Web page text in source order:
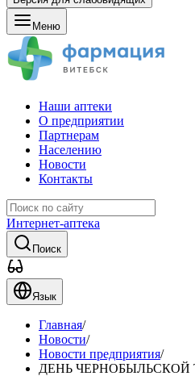
Меню
Наши аптеки
О предприятии
Партнерам
Населению
Новости
Контакты
Интернет-аптека
Поиск
Язык
Главная/
Новости/
Новости предприятия/
ДЕНЬ ЧЕРНОБЫЛЬСКОЙ